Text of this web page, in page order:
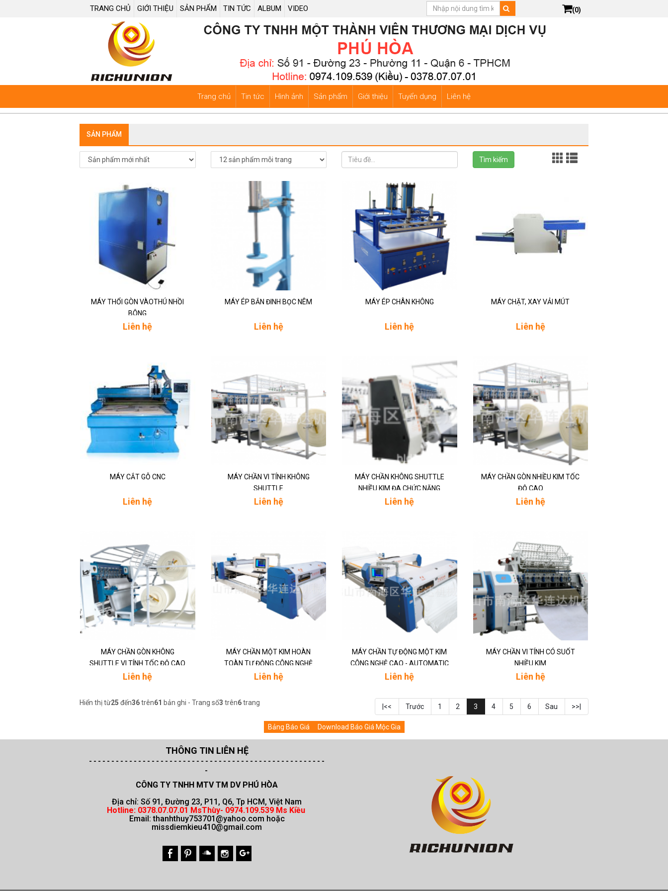
TRANG CHỦ GIỚI THIỆU SẢN PHẨM TIN TỨC ALBUM VIDEO (0)
Trang chủ Tin tức Hình ảnh Sản phẩm Giới thiệu Tuyển dụng Liên hệ
SẢN PHẨM
Tìm kiếm
MÁY THỔI GÒN VÀOTHÚ NHỒI
BÔNG
Liên hệ
MÁY ÉP BẮN ĐINH BỌC NÊM
Liên hệ
MÁY ÉP CHÂN KHÔNG
Liên hệ
MÁY CHẶT, XAY VẢI MÚT
Liên hệ
MÁY CẮT GỖ CNC
Liên hệ
MÁY CHẦN VI TÍNH KHÔNG
SHUTTLE
Liên hệ
MÁY CHẦN KHÔNG SHUTTLE
NHIỀU KIM ĐA CHỨC NĂNG
Liên hệ
MÁY CHẦN GÒN NHIỀU KIM TỐC
ĐỘ CAO
Liên hệ
MÁY CHẦN GÒN KHÔNG
SHUTTLE VI TÍNH TỐC ĐỘ CAO
Liên hệ
MÁY CHẦN MỘT KIM HOÀN
TOÀN TỰ ĐỘNG CÔNG NGHỆ
CAO -
Liên hệ
MÁY CHẦN TỰ ĐỘNG MỘT KIM
CÔNG NGHỆ CAO - AUTOMATIC
COMPEUTERIZED SINGLE-HEAD
Liên hệ
MÁY CHẦN VI TÍNH CÓ SUỐT
NHIỀU KIM
Liên hệ
Hiển thị từ25 đến36trên61 bản ghi - Trang số3 trên6trang |<< Trước 1 2 3 4 5 6 Sau >>|
Bảng Báo Giá Download Báo Giá Mộc Gia
THÔNG TIN LIÊN HỆ
- - - - - - - - - - - - - - - - - - - - - - - - - - - - - - - - - - - - - - - - - - - - - - - - - - - - -
-
CÔNG TY TNHH MTV TM DV PHÚ HÒA
Địa chỉ: Số 91, Đường 23, P11, Q6, Tp HCM, Việt Nam
Hotline: 0378.07.07.01 MsThùy- 0974.109.539 Ms Kiều
Email:thanhthuy753701@yahoo.com hoặc
missdiemkieu410@gmail.com